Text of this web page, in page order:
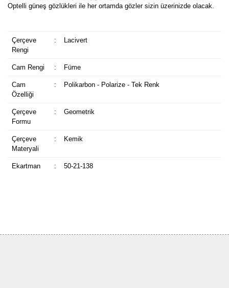
Optelli güneş gözlükleri ile her ortamda gözler sizin üzerinizde olacak.
Çerçeve
Rengi
: Lacivert
Cam Rengi : Füme
Cam
Özelliği
: Polikarbon - Polarize - Tek Renk
Çerçeve
Formu
: Geometrik
Çerçeve
Materyali
: Kemik
Ekartman : 50-21-138